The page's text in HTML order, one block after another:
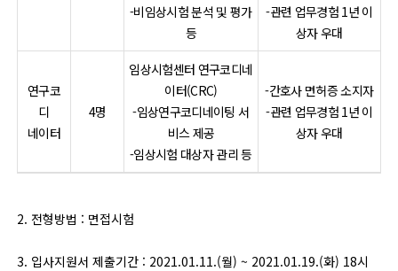
-비임상시험 분석 및 평가
등
-관련 업무경험 1년 이
상자 우대
연구코
디
네이터
4명
임상시험센터 연구코디네
이터(CRC)
-임상연구코디네이팅 서
비스 제공
-임상시험 대상자 관리 등
-간호사 면허증 소지자
-관련 업무경험 1년 이
상자 우대
2. 전형방법 : 면접시험
3. 입사지원서 제출기간 : 2021.01.11.(월) ~ 2021.01.19.(화) 18시